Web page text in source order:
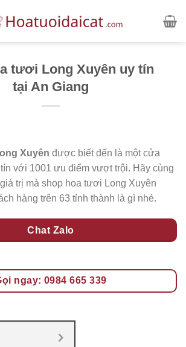
tươi Long Xuyên uy tín
tại An Giang
Xuyên được biết đến là một cửa
với 1001 ưu điểm vượt trội. Hãy cùng
trị mà shop hoa tươi Long Xuyên
hàng trên 63 tỉnh thành là gì nhé.
Chat Zalo
ngay: 0984 665 339